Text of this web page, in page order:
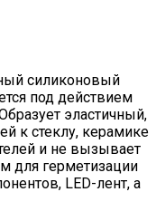
силиконовый
под действием
эластичный,
к стеклу, керамике
и не вызывает
для герметизации
LED-лент, а